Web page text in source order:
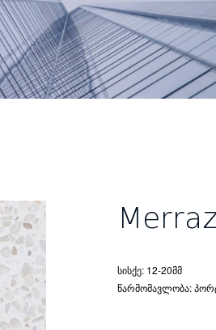
სისქე: 12-20მმ
წარმომავლობა: